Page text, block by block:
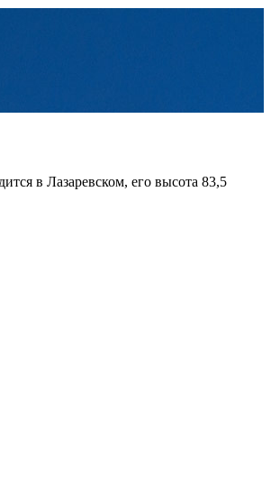
в Лазаревском, его высота 83,5